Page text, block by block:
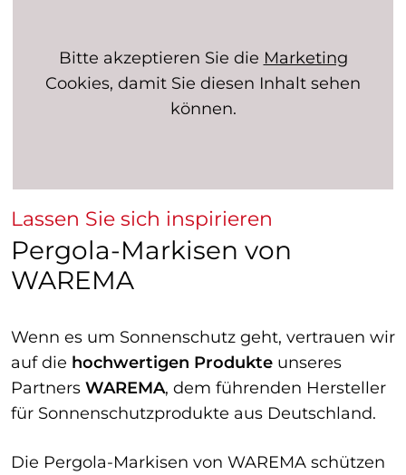
Bitte akzeptieren Sie die Marketing
Cookies, damit Sie diesen Inhalt sehen
können.
Lassen Sie sich inspirieren
Pergola-Markisen von
WAREMA
Wenn es um Sonnenschutz geht, vertrauen wir
auf die hochwertigen Produkte unseres
Partners WAREMA, dem führenden Hersteller
für Sonnenschutzprodukte aus Deutschland.
Die Pergola-Markisen von WAREMA schützen